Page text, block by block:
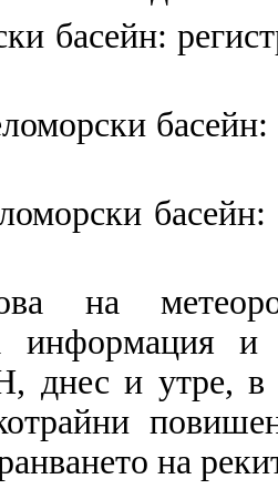
басейн:
на
информация и
и утре, в
на